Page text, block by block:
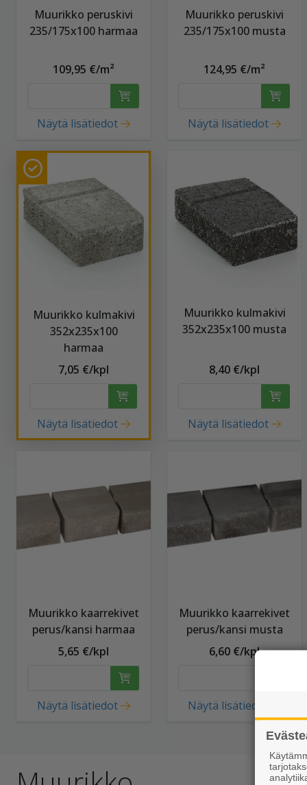
Muurikko peruskivi
235/175x100 harmaa
109,95 €/m²
Näytä lisätiedot
Muurikko peruskivi
235/175x100 musta
124,95 €/m²
Näytä lisätiedot
Muurikko kulmakivi
352x235x100
harmaa
7,05 €/kpl
Näytä lisätiedot
Muurikko kulmakivi
352x235x100 musta
8,40 €/kpl
Näytä lisätiedot
Muurikko kaarrekivet
perus/kansi harmaa
5,65 €/kpl
Näytä lisätiedot
Muurikko kaarrekivet
perus/kansi musta
6,60 €/kpl
Näytä lisätiedot